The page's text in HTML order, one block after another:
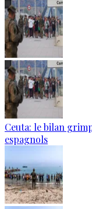
Ceuta: le bilan
espagnols